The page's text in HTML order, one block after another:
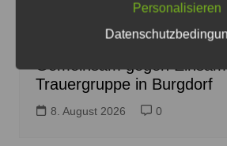
Trauergruppe beim Hospizdienst in
Logo: Diankonie Hannover-Land
Gemeinsam gegen
Trauergruppe in Burgdorf
8. August 2026 0
Personalisieren